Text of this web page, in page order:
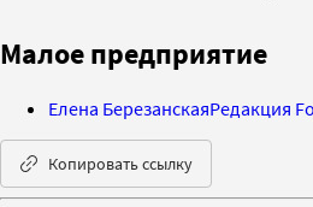
Малое предприятие
Елена БерезанскаяРедакция
Копировать ссылку